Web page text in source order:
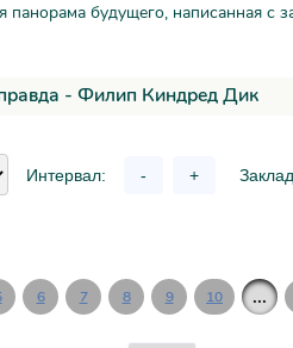
будущего, написанная с
- Филип Киндред Дик
Интервал: - +
6 7 8 9 10 ...